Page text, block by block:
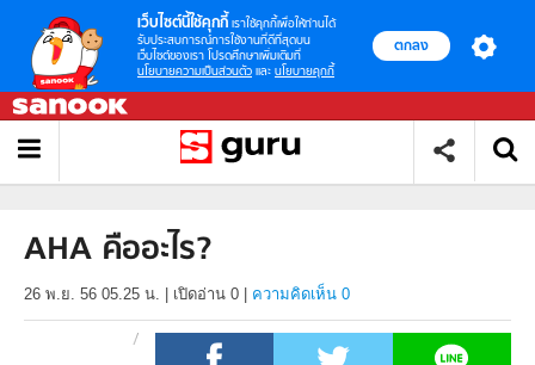
เว็บไซต์นี้ใช้คุกกี้ เราใช้คุกกี้เพื่อให้ท่านได้
รับประสบการณ์การใช้งานที่ดีที่สุดบน
เว็บไซต์ของเรา โปรดศึกษาเพิ่มเติมที่
นโยบายความเป็นส่วนตัว และ นโยบายคุกกี้
ตกลง
AHA คืออะไร?
26 พ.ย. 56 05.25 น. เปิดอ่าน 0 ความคิดเห็น 0